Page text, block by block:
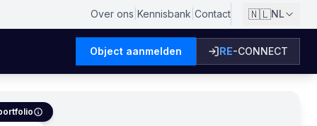
Over ons Kennisbank Contact 🇳🇱NL
Object aanmelden RE-CONNECT